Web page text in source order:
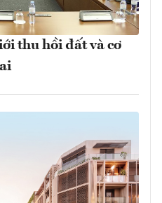
thu hồi đất và cơ